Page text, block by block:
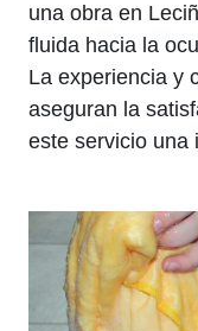
una obra en
fluida hacia la
La experiencia y
aseguran la
este servicio una